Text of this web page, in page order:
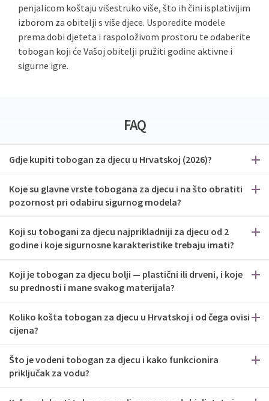
penjalicom koštaju višestruko više, što ih čini isplativijim
izborom za obitelji s više djece. Usporedite modele
prema dobi djeteta i raspoloživom prostoru te odaberite
tobogan koji će Vašoj obitelji pružiti godine aktivne i
sigurne igre.
FAQ
Gdje kupiti tobogan za djecu u Hrvatskoj (2026)?
Koje su glavne vrste tobogana za djecu i na što obratiti
pozornost pri odabiru sigurnog modela?
Koji su tobogani za djecu najprikladniji za djecu od 2
godine i koje sigurnosne karakteristike trebaju imati?
Koji je tobogan za djecu bolji — plastični ili drveni, i koje
su prednosti i mane svakog materijala?
Koliko košta tobogan za djecu u Hrvatskoj i od čega ovisi
cijena?
Što je vodeni tobogan za djecu i kako funkcionira
priključak za vodu?